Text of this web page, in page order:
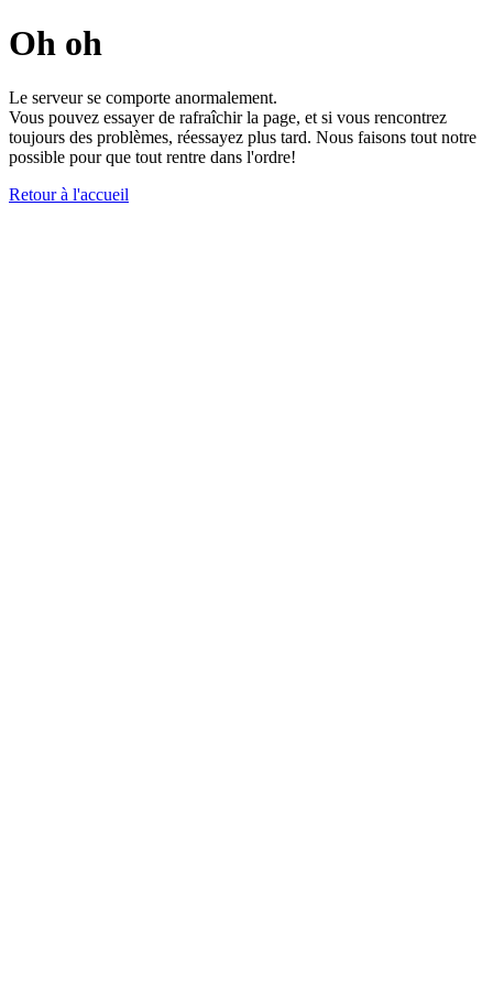
Oh oh
Le serveur se comporte anormalement.
Vous pouvez essayer de rafraîchir la page, et si vous rencontrez
toujours des problèmes, réessayez plus tard. Nous faisons tout notre
possible pour que tout rentre dans l'ordre!
Retour à l'accueil